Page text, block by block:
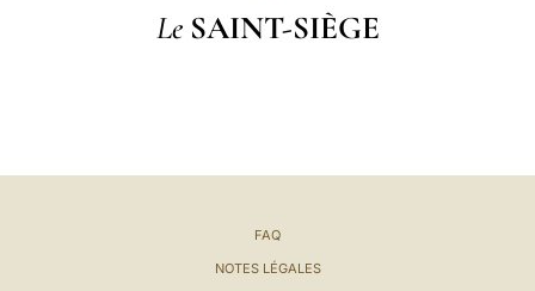
Le SAINT-SIÈGE
FAQ
NOTES LÉGALES